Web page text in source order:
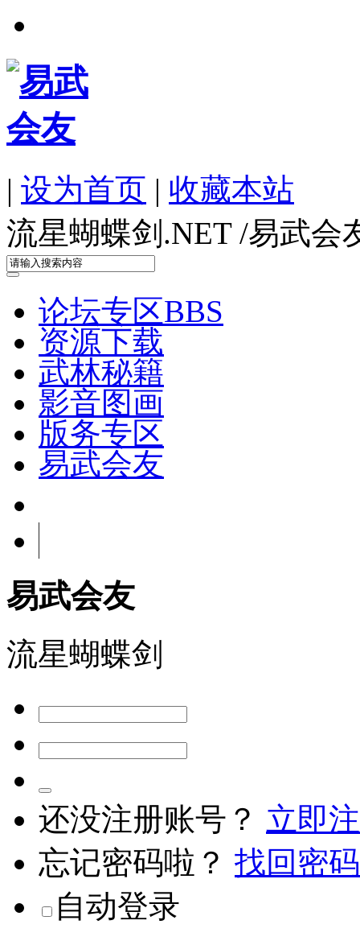
| 设为首页 | 收藏本站
流星蝴蝶剑.NET /易武会
论坛专区BBS
资源下载
武林秘籍
影音图画
版务专区
易武会友
易武会友
流星蝴蝶剑
还没注册账号？ 立即
忘记密码啦？ 找回密码
自动登录